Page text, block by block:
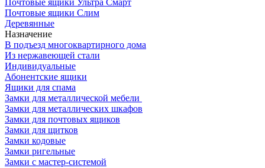
Почтовые ящики Ультра Смарт
Почтовые ящики Слим
Деревянные
Назначение
В подъезд многоквартирного дома
Из нержавеющей стали
Индивидуальные
Абонентские ящики
Ящики для спама
Замки для металлической мебели
Замки для металлических шкафов
Замки для почтовых ящиков
Замки для щитков
Замки кодовые
Замки ригельные
Замки с мастер-системой